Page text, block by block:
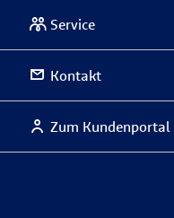
Service
Kontakt
Zum Kundenportal